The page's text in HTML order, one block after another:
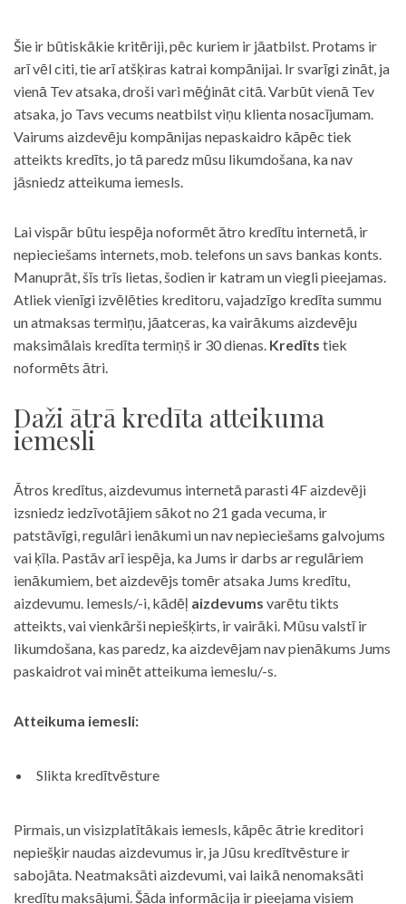
Šie ir būtiskākie kritēriji, pēc kuriem ir jāatbilst. Protams ir
arī vēl citi, tie arī atšķiras katrai kompānijai. Ir svarīgi zināt, ja
vienā Tev atsaka, droši vari mēģināt citā. Varbūt vienā Tev
atsaka, jo Tavs vecums neatbilst viņu klienta nosacījumam.
Vairums aizdevēju kompānijas nepaskaidro kāpēc tiek
atteikts kredīts, jo tā paredz mūsu likumdošana, ka nav
jāsniedz atteikuma iemesls.
Lai vispār būtu iespēja noformēt ātro kredītu internetā, ir
nepieciešams internets, mob. telefons un savs bankas konts.
Manuprāt, šīs trīs lietas, šodien ir katram un viegli pieejamas.
Atliek vienīgi izvēlēties kreditoru, vajadzīgo kredīta summu
un atmaksas termiņu, jāatceras, ka vairākums aizdevēju
maksimālais kredīta termiņš ir 30 dienas. Kredīts tiek
noformēts ātri.
Daži ātrā kredīta atteikuma
iemesli
Ātros kredītus, aizdevumus internetā parasti 4F aizdevēji
izsniedz iedzīvotājiem sākot no 21 gada vecuma, ir
patstāvīgi, regulāri ienākumi un nav nepieciešams galvojums
vai ķīla. Pastāv arī iespēja, ka Jums ir darbs ar regulāriem
ienākumiem, bet aizdevējs tomēr atsaka Jums kredītu,
aizdevumu. Iemesls/-i, kādēļ aizdevums varētu tikts
atteikts, vai vienkārši nepiešķirts, ir vairāki. Mūsu valstī ir
likumdošana, kas paredz, ka aizdevējam nav pienākums Jums
paskaidrot vai minēt atteikuma iemeslu/-s.
Atteikuma iemesli:
Slikta kredītvēsture
Pirmais, un visizplatītākais iemesls, kāpēc ātrie kreditori
nepiešķir naudas aizdevumus ir, ja Jūsu kredītvēsture ir
sabojāta. Neatmaksāti aizdevumi, vai laikā nenomaksāti
kredītu maksājumi. Šāda informācija ir pieejama visiem